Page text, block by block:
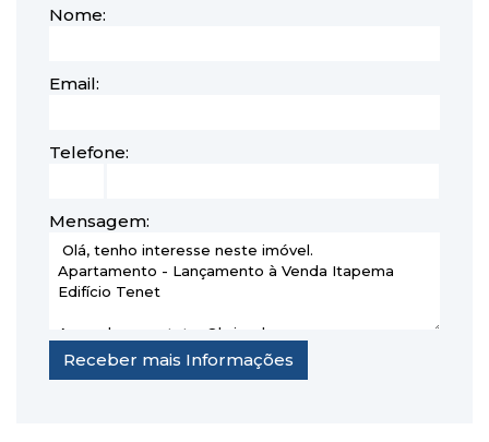
Nome:
Email:
Telefone:
Mensagem: